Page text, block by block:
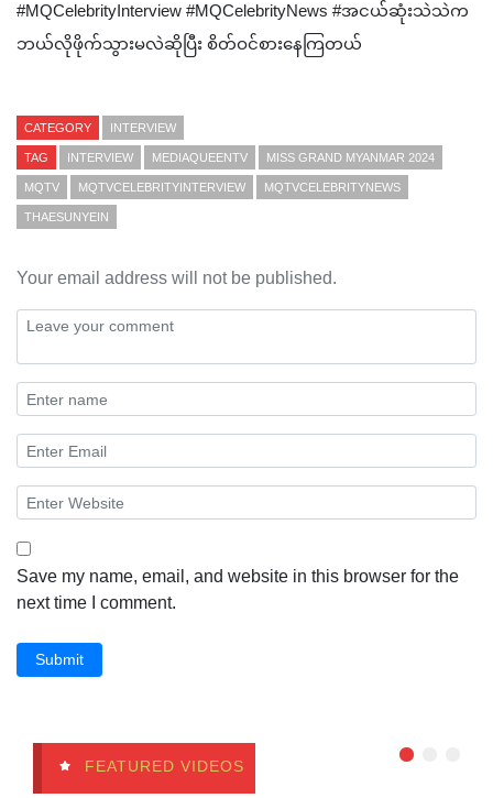
#MQCelebrityInterview #MQCelebrityNews #အငယ်ဆုံးသဲသဲက
ဘယ်လိုဖိုက်သွားမလဲဆိုပြီး စိတ်ဝင်စားနေကြတယ်
CATEGORY INTERVIEW
TAG INTERVIEW MEDIAQUEENTV MISS GRAND MYANMAR 2024
MQTV MQTVCELEBRITYINTERVIEW MQTVCELEBRITYNEWS
THAESUNYEIN
Your email address will not be published.
Save my name, email, and website in this browser for the
next time I comment.
Submit
FEATURED VIDEOS